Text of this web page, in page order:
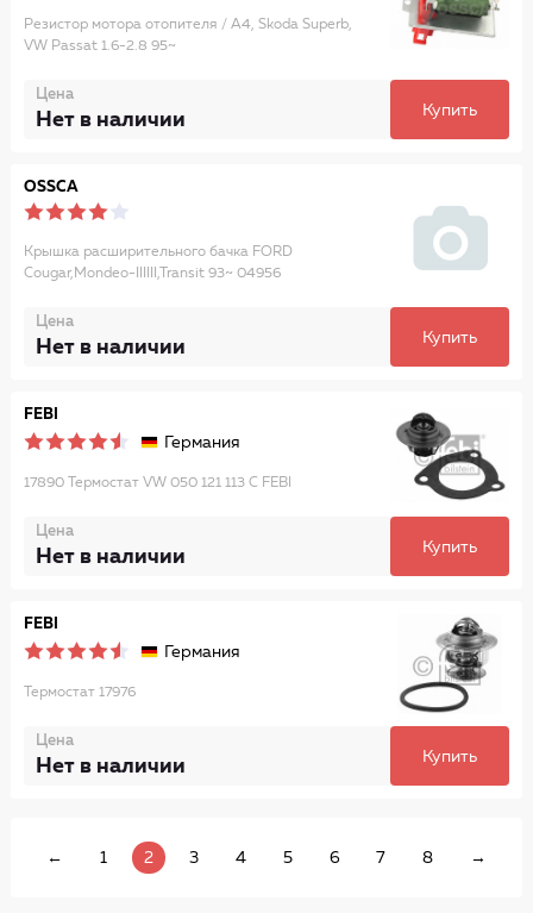
Резистор мотора отопителя / A4, Skoda Superb,
VW Passat 1.6-2.8 95~
Цена
Нет в наличии Купить
OSSCA
Крышка расширительного бачка FORD
Cougar,Mondeo-IIIIII,Transit 93~ 04956
Цена
Нет в наличии Купить
FEBI
Германия
17890 Термостат VW 050 121 113 C FEBI
Цена
Нет в наличии Купить
FEBI
Германия
Термостат 17976
Цена
Нет в наличии Купить
← 1 2 3 4 5 6 7 8 →